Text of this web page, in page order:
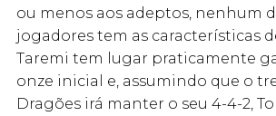
ou menos aos adeptos, nenhum
jogadores tem as características
Taremi tem lugar praticamente
onze inicial e, assumindo que o
Dragões irá manter o seu 4-4-2,